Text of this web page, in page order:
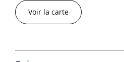
Voir la carte